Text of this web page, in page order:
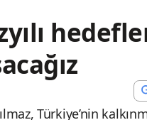
Türkiye’nin